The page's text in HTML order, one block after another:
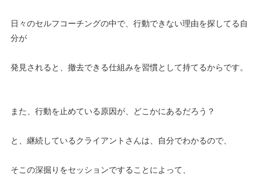
日々のセルフコーチングの中で、行動できない理由を探してる自
分が
発見されると、撤去できる仕組みを習慣として持てるからです。
また、行動を止めている原因が、どこかにあるだろう？
と、継続しているクライアントさんは、自分でわかるので、
そこの深掘りをセッションですることによって、